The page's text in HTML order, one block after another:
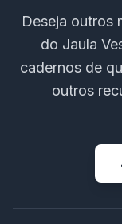
Deseja outros
do Jaula
cadernos de
outros